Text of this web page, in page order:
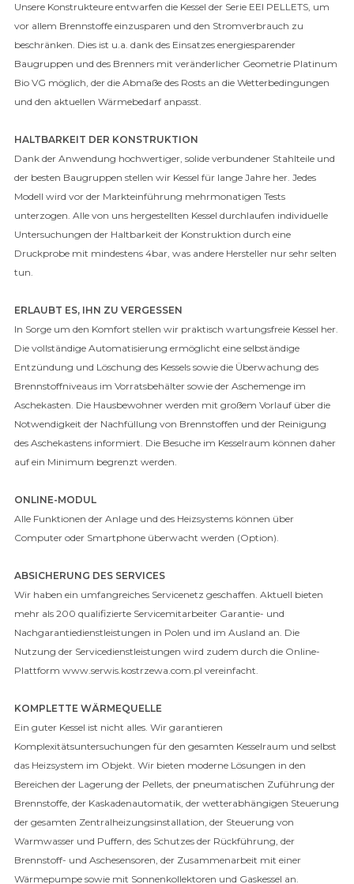
Unsere Konstrukteure entwarfen die Kessel der Serie EEI PELLETS, um
vor allem Brennstoffe einzusparen und den Stromverbrauch zu
beschränken. Dies ist u.a. dank des Einsatzes energiesparender
Baugruppen und des Brenners mit veränderlicher Geometrie Platinum
Bio VG möglich, der die Abmaße des Rosts an die Wetterbedingungen
und den aktuellen Wärmebedarf anpasst.
HALTBARKEIT DER KONSTRUKTION
Dank der Anwendung hochwertiger, solide verbundener Stahlteile und
der besten Baugruppen stellen wir Kessel für lange Jahre her. Jedes
Modell wird vor der Markteinführung mehrmonatigen Tests
unterzogen. Alle von uns hergestellten Kessel durchlaufen individuelle
Untersuchungen der Haltbarkeit der Konstruktion durch eine
Druckprobe mit mindestens 4bar, was andere Hersteller nur sehr selten
tun.
ERLAUBT ES, IHN ZU VERGESSEN
In Sorge um den Komfort stellen wir praktisch wartungsfreie Kessel her.
Die vollständige Automatisierung ermöglicht eine selbständige
Entzündung und Löschung des Kessels sowie die Überwachung des
Brennstoffniveaus im Vorratsbehälter sowie der Aschemenge im
Aschekasten. Die Hausbewohner werden mit großem Vorlauf über die
Notwendigkeit der Nachfüllung von Brennstoffen und der Reinigung
des Aschekastens informiert. Die Besuche im Kesselraum können daher
auf ein Minimum begrenzt werden.
ONLINE-MODUL
Alle Funktionen der Anlage und des Heizsystems können über
Computer oder Smartphone überwacht werden (Option).
ABSICHERUNG DES SERVICES
Wir haben ein umfangreiches Servicenetz geschaffen. Aktuell bieten
mehr als 200 qualifizierte Servicemitarbeiter Garantie- und
Nachgarantiedienstleistungen in Polen und im Ausland an. Die
Nutzung der Servicedienstleistungen wird zudem durch die Online-
Plattform www.serwis.kostrzewa.com.pl vereinfacht.
KOMPLETTE WÄRMEQUELLE
Ein guter Kessel ist nicht alles. Wir garantieren
Komplexitätsuntersuchungen für den gesamten Kesselraum und selbst
das Heizsystem im Objekt. Wir bieten moderne Lösungen in den
Bereichen der Lagerung der Pellets, der pneumatischen Zuführung der
Brennstoffe, der Kaskadenautomatik, der wetterabhängigen Steuerung
der gesamten Zentralheizungsinstallation, der Steuerung von
Warmwasser und Puffern, des Schutzes der Rückführung, der
Brennstoff- und Aschesensoren, der Zusammenarbeit mit einer
Wärmepumpe sowie mit Sonnenkollektoren und Gaskessel an.